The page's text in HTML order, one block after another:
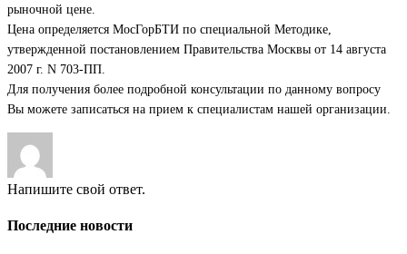
рыночной цене.
Цена определяется МосГорБТИ по специальной Методике,
утвержденной постановлением Правительства Москвы от 14 августа
2007 г. N 703-ПП.
Для получения более подробной консультации по данному вопросу
Вы можете записаться на прием к специалистам нашей организации.
Напишите свой ответ.
Последние новости